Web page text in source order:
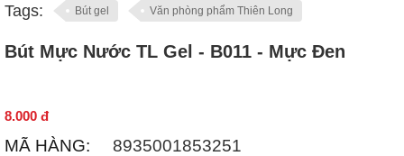
Tags: Bút gel Văn phòng phẩm Thiên Long
Bút Mực Nước TL Gel - B011 - Mực Đen
8.000 đ
MÃ HÀNG: 8935001853251